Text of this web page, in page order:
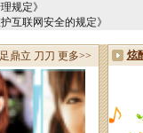
规定》
互联网安全的规定》